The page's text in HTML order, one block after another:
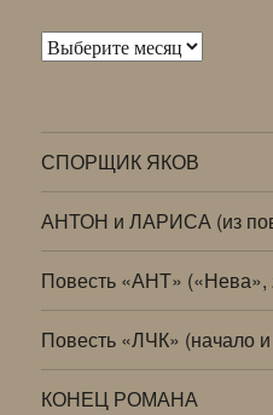
Архивы
СПОРЩИК ЯКОВ
АНТОН и ЛАРИСА (из
Повесть «АНТ»
Повесть «ЛЧК» (начало
КОНЕЦ РОМАНА